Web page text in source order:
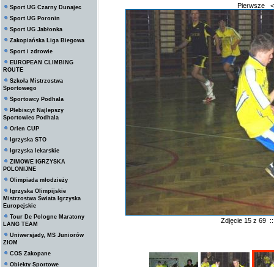
Sport UG Czarny Dunajec
Sport UG Poronin
Sport UG Jabłonka
Zakopiańska Liga Biegowa
Sport i zdrowie
EUROPEAN CLIMBING
ROUTE
Szkoła Mistrzostwa
Sportowego
Sportowcy Podhala
Plebiscyt Najlepszy
Sportowiec Podhala
Orlen CUP
Igrzyska STO
Igrzyska lekarskie
ZIMOWE IGRZYSKA
POLONIJNE
Olimpiada młodzieży
Igrzyska Olimpijskie
Mistrzostwa Świata Igrzyska
Europejskie
Tour De Pologne Maratony
LANG TEAM
Uniwersjady, MS Juniorów
ZIOM
COS Zakopane
Obiekty Sportowe
Pierwsze
Zdjęcie 15 z 69